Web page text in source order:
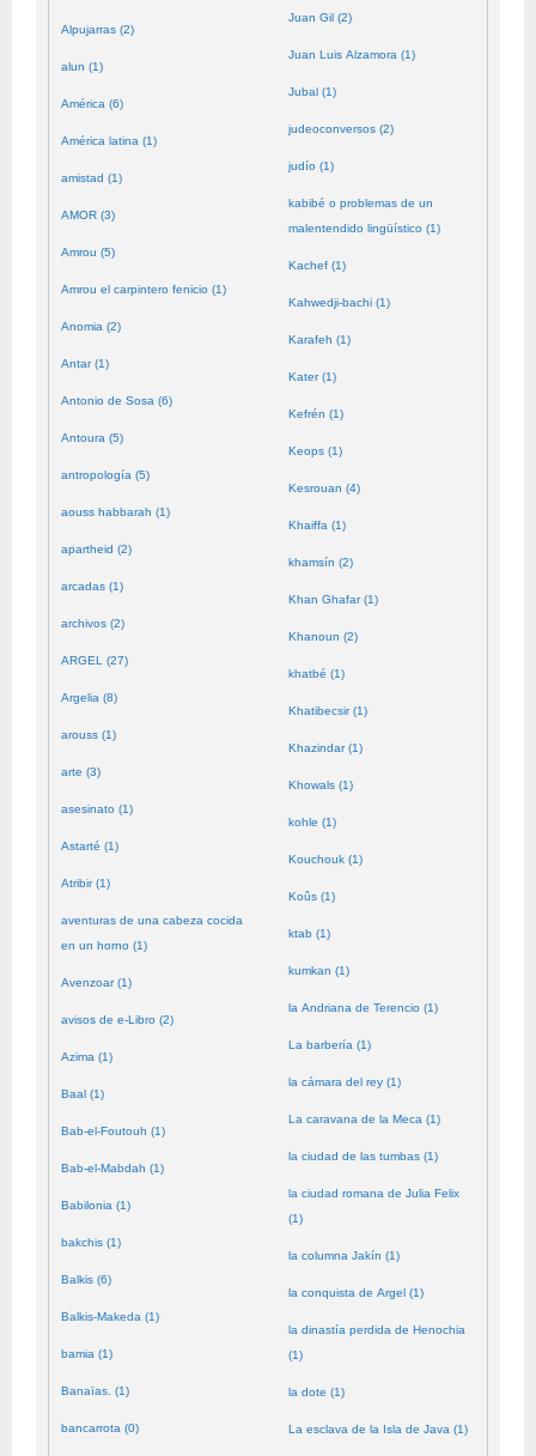
Alpujarras (2)
alun (1)
América (6)
América latina (1)
amistad (1)
AMOR (3)
Amrou (5)
Amrou el carpintero fenicio (1)
Anomia (2)
Antar (1)
Antonio de Sosa (6)
Antoura (5)
antropología (5)
aouss habbarah (1)
apartheid (2)
arcadas (1)
archivos (2)
ARGEL (27)
Argelia (8)
arouss (1)
arte (3)
asesinato (1)
Astarté (1)
Atribir (1)
aventuras de una cabeza cocida
en un horno (1)
Avenzoar (1)
avisos de e-Libro (2)
Azima (1)
Baal (1)
Bab-el-Foutouh (1)
Bab-el-Mabdah (1)
Babilonia (1)
bakchis (1)
Balkis (6)
Balkis-Makeda (1)
bamia (1)
Banaïas. (1)
bancarrota (0)
Juan Gil (2)
Juan Luis Alzamora (1)
Jubal (1)
judeoconversos (2)
judío (1)
kabibé o problemas de un
malentendido lingüístico (1)
Kachef (1)
Kahwedji-bachi (1)
Karafeh (1)
Kater (1)
Kefrén (1)
Keops (1)
Kesrouan (4)
Khaiffa (1)
khamsín (2)
Khan Ghafar (1)
Khanoun (2)
khatbé (1)
Khatibecsir (1)
Khazindar (1)
Khowals (1)
kohle (1)
Kouchouk (1)
Koûs (1)
ktab (1)
kumkan (1)
la Andriana de Terencio (1)
La barbería (1)
la cámara del rey (1)
La caravana de la Meca (1)
la ciudad de las tumbas (1)
la ciudad romana de Julia Felix
(1)
la columna Jakín (1)
la conquista de Argel (1)
la dinastía perdida de Henochia
(1)
la dote (1)
La esclava de la Isla de Java (1)